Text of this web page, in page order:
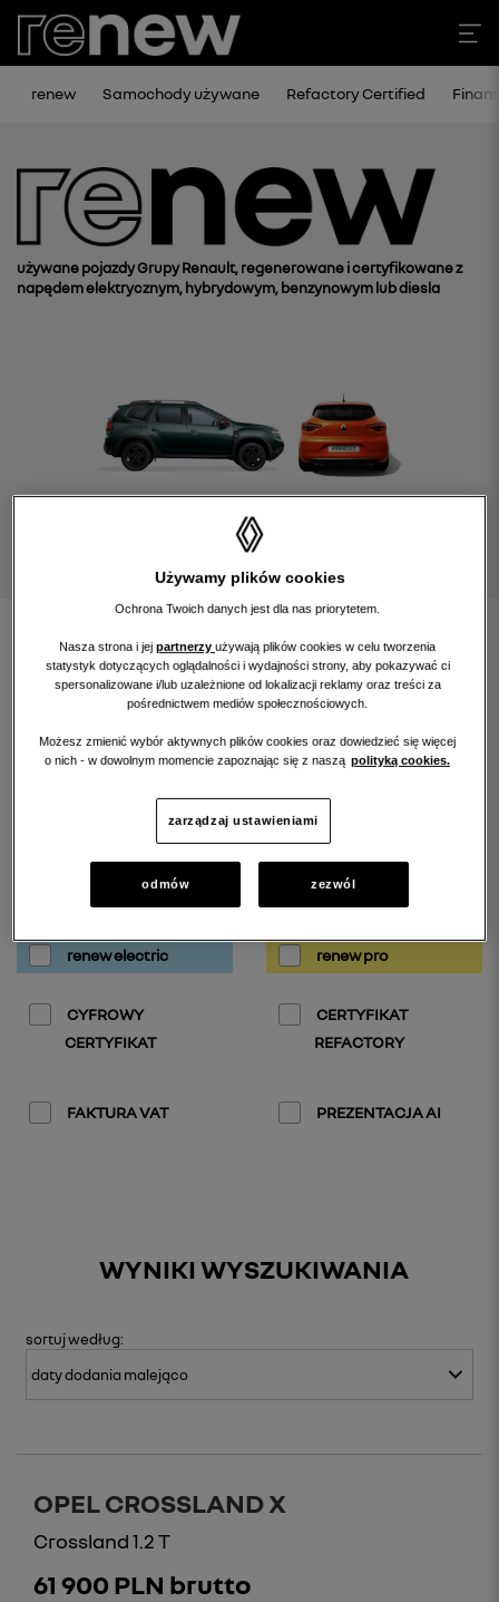
renew Samochody używane Refactory Certified
używane pojazdy Grupy Renault, regenerowane i certyfikowane z
napędem elektrycznym, hybrydowym, benzynowym lub diesla
znajdź samochód
rozwiń wyszukiwarkę
filtruj wyniki szukania według:
renew gold
renew electric renew pro
CYFROWY
CERTYFIKAT
CERTYFIKAT
REFACTORY
FAKTURA VAT PREZENTACJA AI
WYNIKI WYSZUKIWANIA
sortujwedług:
OPEL CROSSLAND X
Crossland 1.2 T
61 900 PLN brutto
Używamy plików cookies
Ochrona Twoich danych jest dla nas priorytetem.
Nasza strona i jej partnerzy używają plików cookies w celu tworzenia
statystyk dotyczących oglądalności i wydajności strony, aby pokazywać ci
spersonalizowane i/lub uzależnione od lokalizacji reklamy oraz treści za
pośrednictwem mediów społecznościowych.
Możesz zmienić wybór aktywnych plików cookies oraz dowiedzieć się więcej
o nich - w dowolnym momencie zapoznając się z naszą polityką cookies.
zarządzaj ustawieniami
odmów zezwól